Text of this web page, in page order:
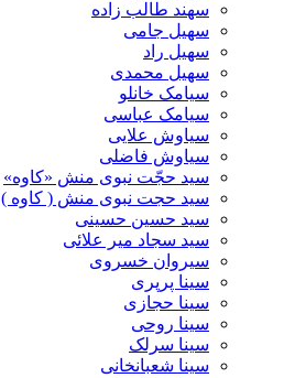
سهند طالب زاده
سهیل جامی
سهیل راد
سهیل محمدی
سیامک خانلو
سیامک عباسی
سیاوش علایی
سیاوش فاضلی
سید حجّت نبوی منش «کاوه»
سید حجت نبوی منش ( کاوه )
سید حسین حسینى
سید سجاد میر علائی
سیروان خسروی
سینا پرپری
سینا حجازی
سینا روحی
سینا سرلک
سینا شعبانخانی